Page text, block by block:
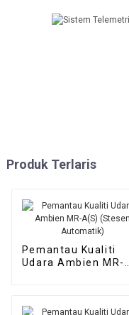
Produk Terlaris
Pemantau Kualiti
Udara Ambien MR-